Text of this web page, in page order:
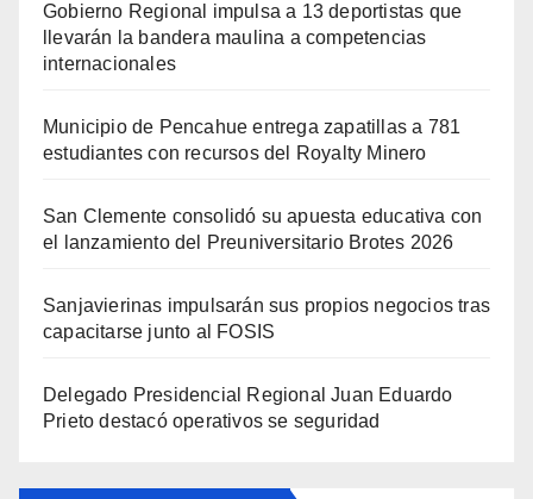
Gobierno Regional impulsa a 13 deportistas que
llevarán la bandera maulina a competencias
internacionales
Municipio de Pencahue entrega zapatillas a 781
estudiantes con recursos del Royalty Minero
San Clemente consolidó su apuesta educativa con
el lanzamiento del Preuniversitario Brotes 2026
Sanjavierinas impulsarán sus propios negocios tras
capacitarse junto al FOSIS
Delegado Presidencial Regional Juan Eduardo
Prieto destacó operativos se seguridad